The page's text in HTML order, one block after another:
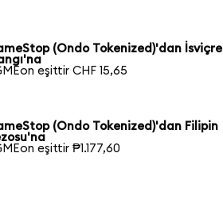
(Ondo Tokenized)'dan İsviçre
eşittir CHF 15,65
(Ondo Tokenized)'dan Filipin
eşittir ₱1.177,60